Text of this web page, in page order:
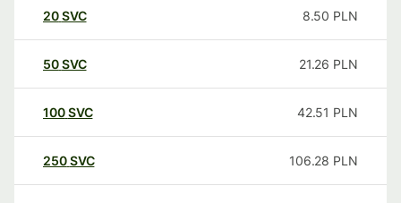
20SVC 8.50 PLN
50SVC 21.26 PLN
100SVC 42.51 PLN
250SVC 106.28 PLN